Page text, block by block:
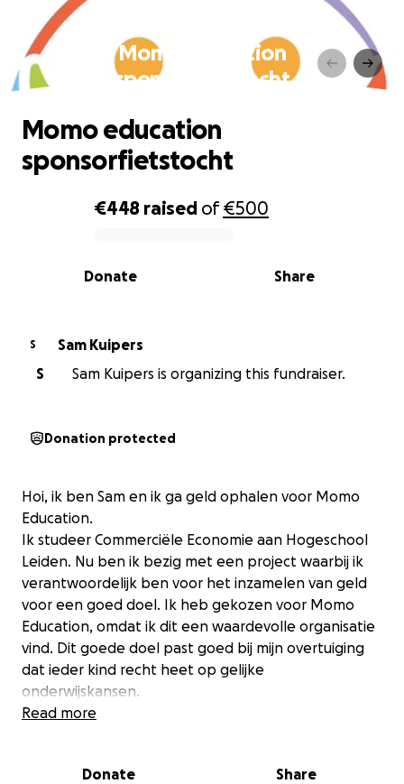
Momo education
sponsorfietstocht
0% complete
€448 raised of€500
Share
Donate
Momo education
sponsorfietstocht
S
Sam Kuipers
S
Sam Kuipers is organizing this fundraiser.
Donation protected
Hoi, ik ben Sam en ik ga geld ophalen voor Momo
Education.
Ik studeer Commerciële Economie aan Hogeschool
Leiden. Nu ben ik bezig met een project waarbij ik
verantwoordelijk ben voor het inzamelen van geld
voor een goed doel. Ik heb gekozen voor Momo
Education, omdat ik dit een waardevolle organisatie
vind. Dit goede doel past goed bij mijn overtuiging
dat ieder kind recht heet op gelijke
onderwijskansen.
van onderwijs in kansarme landen, zoals Kenia. met
Read more
Donate Share